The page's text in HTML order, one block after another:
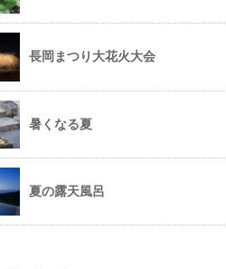
長岡まつり大花火大会
暑くなる夏
夏の露天風呂